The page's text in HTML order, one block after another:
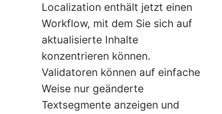
Localization enthält jetzt einen
Workflow, mit dem Sie sich auf
aktualisierte Inhalte
konzentrieren können.
Validatoren können auf einfache
Weise nur geänderte
Textsegmente anzeigen und